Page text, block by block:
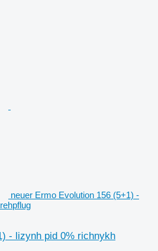
neuer Ermo Evolution 156 (5+1) -
- lizynh pid 0% richnykh